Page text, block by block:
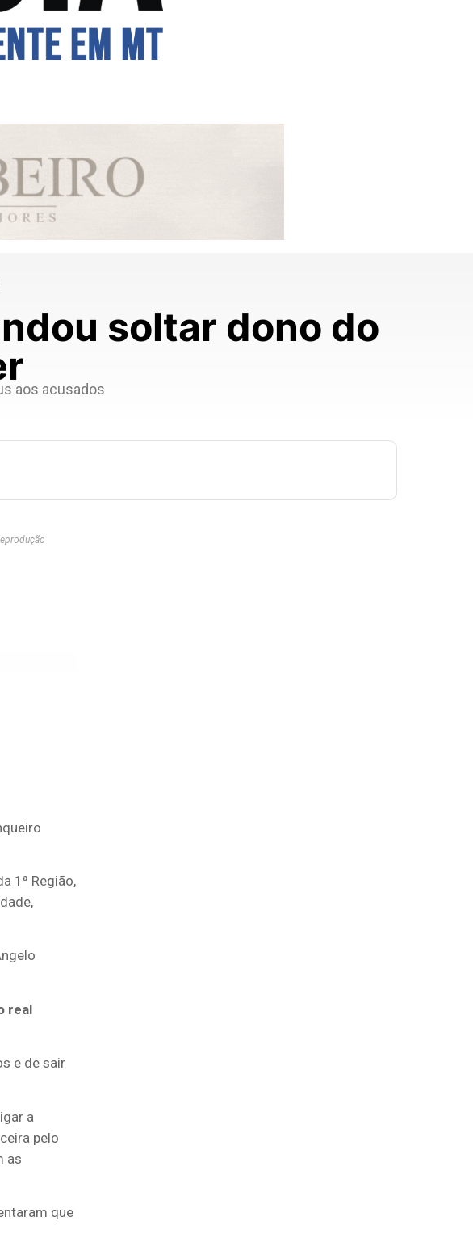
soltar dono do
aos acusados
1ª Região,
real
e de sair
a
pelo
as
que